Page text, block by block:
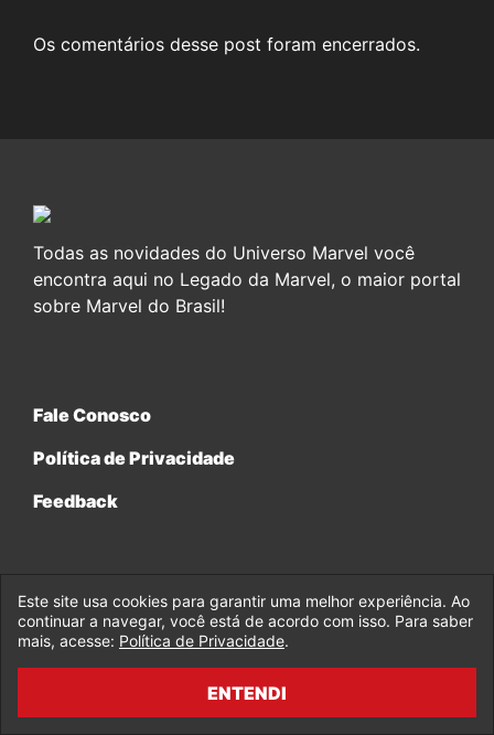
Os comentários desse post foram encerrados.
Todas as novidades do Universo Marvel você
encontra aqui no Legado da Marvel, o maior portal
sobre Marvel do Brasil!
Fale Conosco
Política de Privacidade
Feedback
© 2017-2026 Legado da Marvel, uma empresa da Legado
Enterprises.
fabiolobo
Este site usa cookies para garantir uma melhor experiência. Ao
continuar a navegar, você está de acordo com isso. Para saber
mais, acesse: Política de Privacidade.
ENTENDI